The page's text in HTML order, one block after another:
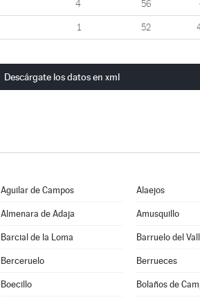
4 56
1 52
Descárgate los datos en xml
Aguilar de Campos Alaejos
Almenara de Adaja Amusquillo
Barcial de la Loma Barruelo del
Berceruelo Berrueces
Boecillo Bolaños de